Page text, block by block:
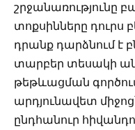
շրջանառությունը
տոքսինները դուրս
դրանք դարձնում է
տարբեր տեսակի
թեթևացման
արդյունավետ
ընդհանուր